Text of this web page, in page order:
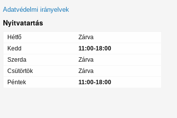
Adatvédelmi irányelvek
Nyitvatartás
Hétfő
Zárva
Kedd
11:00-18:00
Szerda
Zárva
Csütörtök
Zárva
Péntek
11:00-18:00